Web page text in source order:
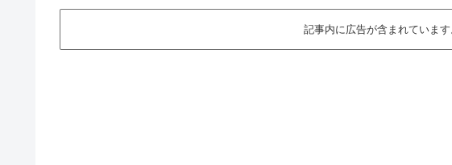
記事内に広告が含まれています